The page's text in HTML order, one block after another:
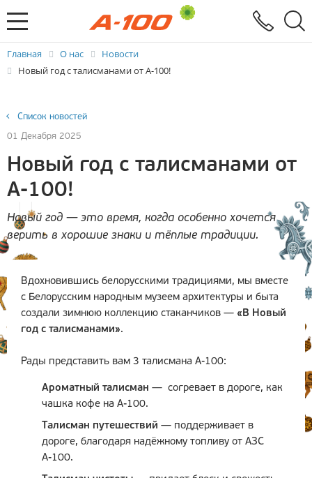
Услуги
Электронный документооборот
Заявка на выставление ЭСЧФ
Главная О нас
Новости
Новый год с талисманами от А-100!
Список новостей
01 Декабря 2025
Новый год с талисманами от
А-100!
Новый год — это время, когда особенно хочется
верить в хорошие знаки и тёплые традиции.
Вдохновившись белорусскими традициями, мы вместе
с Белорусским народным музеем архитектуры и быта
создали зимнюю коллекцию стаканчиков — «В Новый
год с талисманами».
Рады представить вам 3 талисмана А-100:
Ароматный талисман — согревает в дороге, как
чашка кофе на А-100.
Талисман путешествий — поддерживает в
дороге, благодаря надёжному топливу от АЗС
А-100.